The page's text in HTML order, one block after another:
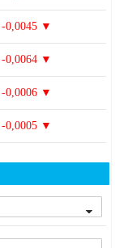
-0,0045 ▼
-0,0064 ▼
-0,0006 ▼
-0,0005 ▼